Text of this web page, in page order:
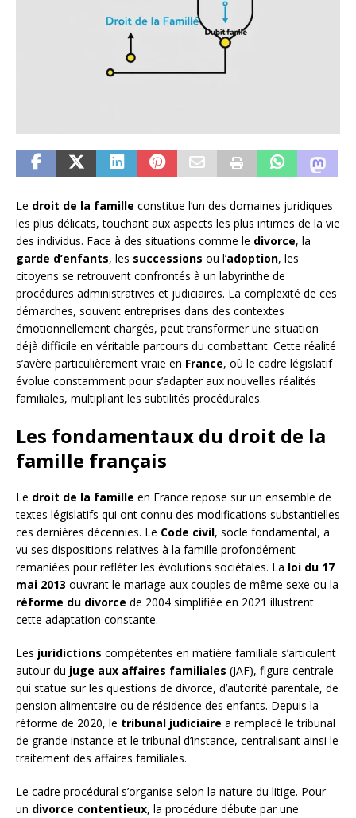
Le droit de la famille constitue l’un des domaines juridiques
les plus délicats, touchant aux aspects les plus intimes de la vie
des individus. Face à des situations comme le divorce, la
garde d’enfants, les successions ou l’adoption, les
citoyens se retrouvent confrontés à un labyrinthe de
procédures administratives et judiciaires. La complexité de ces
démarches, souvent entreprises dans des contextes
émotionnellement chargés, peut transformer une situation
déjà difficile en véritable parcours du combattant. Cette réalité
s’avère particulièrement vraie en France, où le cadre législatif
évolue constamment pour s’adapter aux nouvelles réalités
familiales, multipliant les subtilités procédurales.
Les fondamentaux du droit de la
famille français
Le droit de la famille en France repose sur un ensemble de
textes législatifs qui ont connu des modifications substantielles
ces dernières décennies. Le Code civil, socle fondamental, a
vu ses dispositions relatives à la famille profondément
remaniées pour refléter les évolutions sociétales. La loi du 17
mai 2013 ouvrant le mariage aux couples de même sexe ou la
réforme du divorce de 2004 simplifiée en 2021 illustrent
cette adaptation constante.
Les juridictions compétentes en matière familiale s’articulent
autour du juge aux affaires familiales (JAF), figure centrale
qui statue sur les questions de divorce, d’autorité parentale, de
pension alimentaire ou de résidence des enfants. Depuis la
réforme de 2020, le tribunal judiciaire a remplacé le tribunal
de grande instance et le tribunal d’instance, centralisant ainsi le
traitement des affaires familiales.
Le cadre procédural s’organise selon la nature du litige. Pour
un divorce contentieux, la procédure débute par une